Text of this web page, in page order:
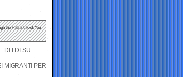
theRSS 2.0feed. You
DI FDI SU
MIGRANTI PER